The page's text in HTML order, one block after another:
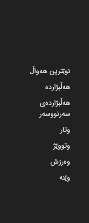
نوێترین هەواڵ
هەڵبژاردە
هەڵبژاردەی
سەرنووسەر
وتار
وتووێژ
وەرزش
وێنە